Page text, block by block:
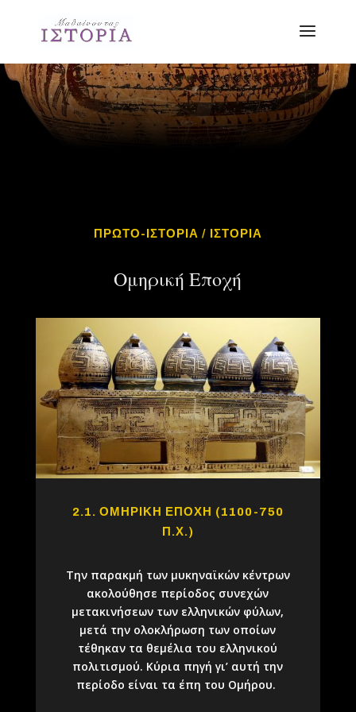
ΠΡΩΤΟ-ΙΣΤΟΡΙΑ / ΙΣΤΟΡΙΑ
Ομηρική Εποχή
2.1. ΟΜΗΡΙΚΗ ΕΠΟΧΗ (1100-750
Π.Χ.)
Την παρακμή των μυκηναϊκών κέντρων
ακολούθησε περίοδος συνεχών
μετακινήσεων των ελληνικών φύλων,
μετά την ολοκλήρωση των οποίων
τέθηκαν τα θεμέλια του ελληνικού
πολιτισμού. Κύρια πηγή γι’ αυτή την
περίοδο είναι τα έπη του Ομήρου.